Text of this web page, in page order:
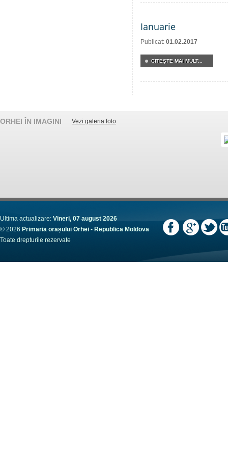
Ianuarie
Publicat: 01.02.2017
CITEŞTE MAI MULT...
ORHEI ÎN IMAGINI Vezi galeria foto
Ultima actualizare: Vineri, 07 august 2026
© 2026 Primaria orașului Orhei - Republica Moldova
Toate drepturile rezervate